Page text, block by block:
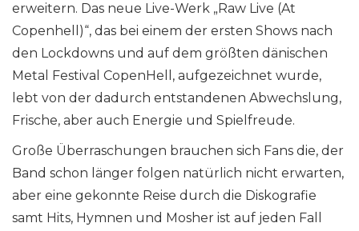
erweitern. Das neue Live-Werk „Raw Live (At
Copenhell)“, das bei einem der ersten Shows nach
den Lockdowns und auf dem größten dänischen
Metal Festival CopenHell, aufgezeichnet wurde,
lebt von der dadurch entstandenen Abwechslung,
Frische, aber auch Energie und Spielfreude.
Große Überraschungen brauchen sich Fans die, der
Band schon länger folgen natürlich nicht erwarten,
aber eine gekonnte Reise durch die Diskografie
samt Hits, Hymnen und Mosher ist auf jeden Fall